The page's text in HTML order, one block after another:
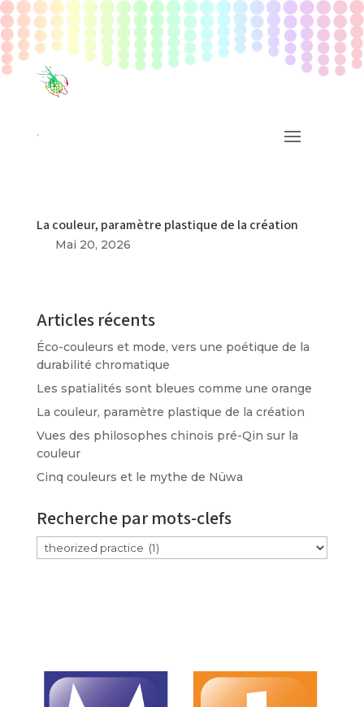
La couleur, paramètre plastique de la création
Mai 20, 2026
Articles récents
Éco-couleurs et mode, vers une poétique de la
durabilité chromatique
Les spatialités sont bleues comme une orange
La couleur, paramètre plastique de la création
Vues des philosophes chinois pré-Qin sur la
couleur
Cinq couleurs et le mythe de Nüwa
Recherche par mots-clefs
Étiquettes